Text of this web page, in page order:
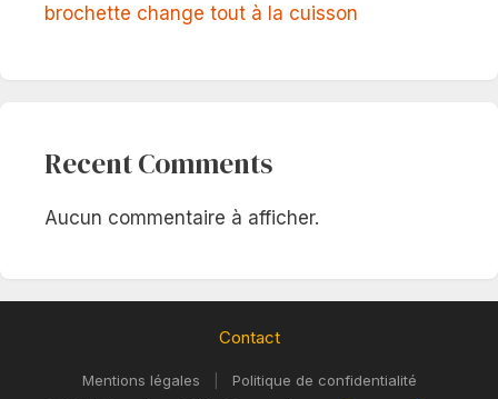
brochette change tout à la cuisson
Recent Comments
Aucun commentaire à afficher.
Contact
Mentions légales Politique de confidentialité